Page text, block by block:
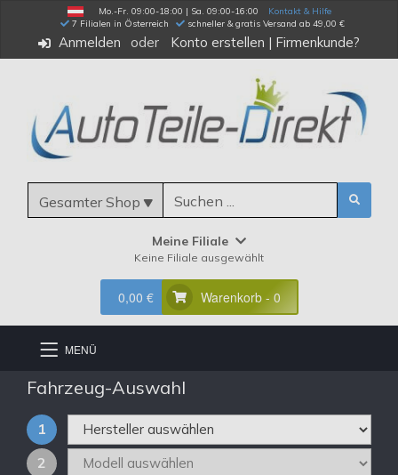
Mo.-Fr. 09:00-18:00 | Sa. 09:00-16:00
Kontakt & Hilfe
7 Filialen in Österreich
schneller & gratis Versand ab 49,00 €
Anmelden Konto erstellen | Firmenkunde?
Gesamter Shop
Meine Filiale
Keine Filiale ausgewählt
0,00 € Warenkorb - 0
MENÜ
Fahrzeug-Auswahl
1
2